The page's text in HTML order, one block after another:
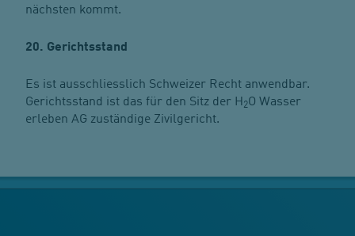
nächsten kommt.
20. Gerichtsstand
Es ist ausschliesslich Schweizer Recht anwendbar.
Gerichtsstand ist das für den Sitz der H 2O Wasser
erleben AG zuständige Zivilgericht.